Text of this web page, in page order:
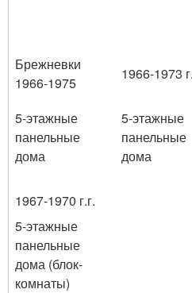
Брежневки
1966-1975
1966-1973
5-этажные
панельные
дома
5-этажные
панельные
дома
1967-1970 г.г.
5-этажные
панельные
дома (блок-
комнаты)